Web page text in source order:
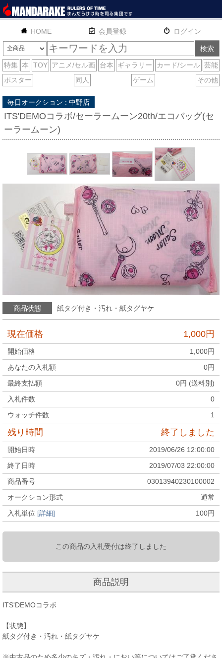
HOME English 通販 サイトマップ お問い合わせ
毎日オークション : 中野店
ITS'DEMOコラボ/セーラームーン20th/エコバッグ(セ
ーラームーン)
商品状態 紙タグ付き・汚れ・紙タグヤケ
現在価格 1,000円
開始価格 1,000円
あなたの入札額
0円
最終支払額
0円 (送料別)
入札件数
0
ウォッチ件数
1
残り時間 終了しました
開始日時
2019/06/26 12:00:00
終了日時
2019/07/03 22:00:00
商品番号
03013940230100002
オークション形式
通常
入札単位 [詳細] 100円
この商品の入札受付は終了しました
商品説明
ITS'DEMOコラボ
【状態】
紙タグ付き・汚れ・紙タグヤケ